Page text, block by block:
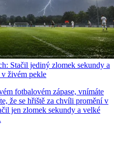
Stačil jediný zlomek sekundy a
živém pekle
fotbalovém zápase, vnímáte
že se hřiště za chvíli promění v
jen zlomek sekundy a velké